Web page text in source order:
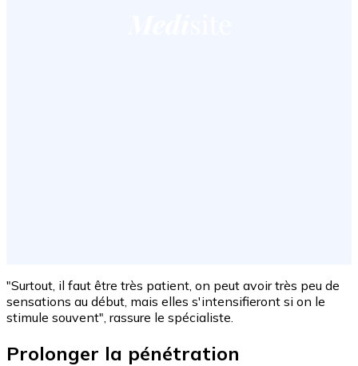
"Surtout, il faut être très patient, on peut avoir très peu de
sensations au début, mais elles s'intensifieront si on le
stimule souvent", rassure le spécialiste.
Prolonger la pénétration